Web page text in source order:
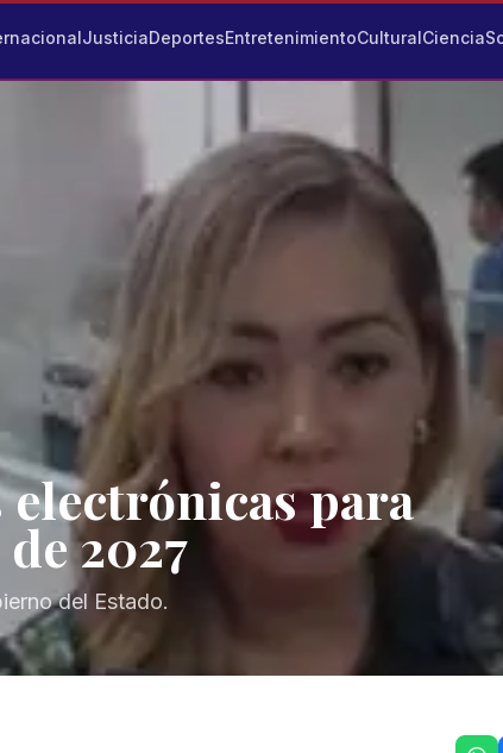
JusticiaDeportesEntretenimientoCulturalCiencia
electrónicas para
2027
del Estado.